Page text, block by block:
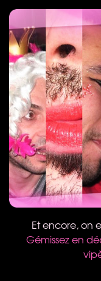
Et encore, on
Gémissez en